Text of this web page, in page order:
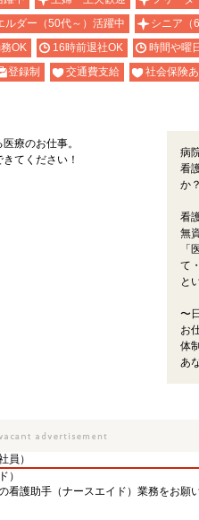
ルダー（50代～）活躍中 シニア（
OK 16時前退社OK 時間や曜
登録制 交通費支給 社会保険あ
療のお仕事。
てください！
病
看
か？
看
無
「
て
と
〜
お
体
あ
員）
）
看護助手（ナースエイド）業務をお願い